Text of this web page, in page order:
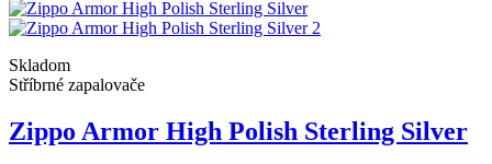
Skladom
Stříbrné zapalovače
Zippo Armor High Polish Sterling Silver